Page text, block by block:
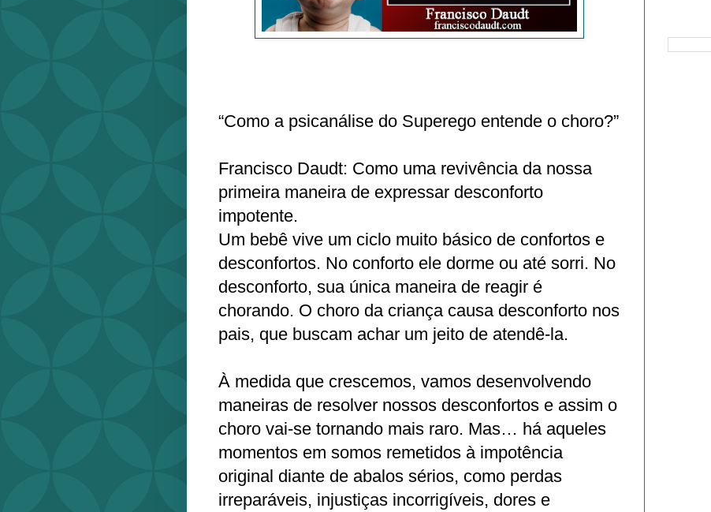
“Como a psicanálise do Superego entende o choro?”
Francisco Daudt: Como uma revivência da nossa
primeira maneira de expressar desconforto
impotente.
Um bebê vive um ciclo muito básico de confortos e
desconfortos. No conforto ele dorme ou até sorri. No
desconforto, sua única maneira de reagir é
chorando. O choro da criança causa desconforto nos
pais, que buscam achar um jeito de atendê-la.
À medida que crescemos, vamos desenvolvendo
maneiras de resolver nossos desconfortos e assim o
choro vai-se tornando mais raro. Mas… há aqueles
momentos em somos remetidos à impotência
original diante de abalos sérios, como perdas
irreparáveis, injustiças incorrigíveis, dores e